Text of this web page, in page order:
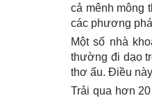
cả mênh mông
các phương
Một số nhà
thường đi dạo
thơ ấu. Điều
Trải qua hơn